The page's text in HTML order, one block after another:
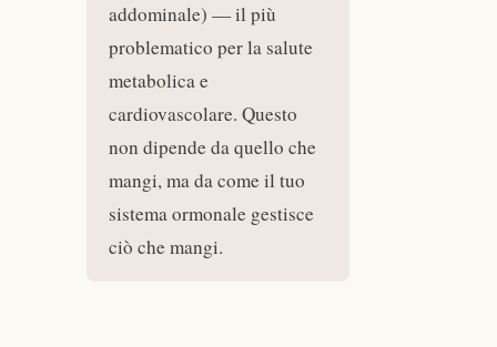
addominale) — il più
problematico per la salute
metabolica e
cardiovascolare. Questo
non dipende da quello che
mangi, ma da come il tuo
sistema ormonale gestisce
ciò che mangi.